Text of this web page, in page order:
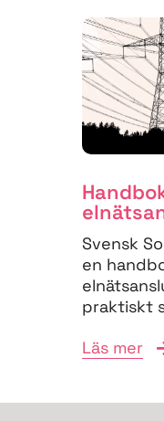
Svensk
en
praktiskt
Läs mer